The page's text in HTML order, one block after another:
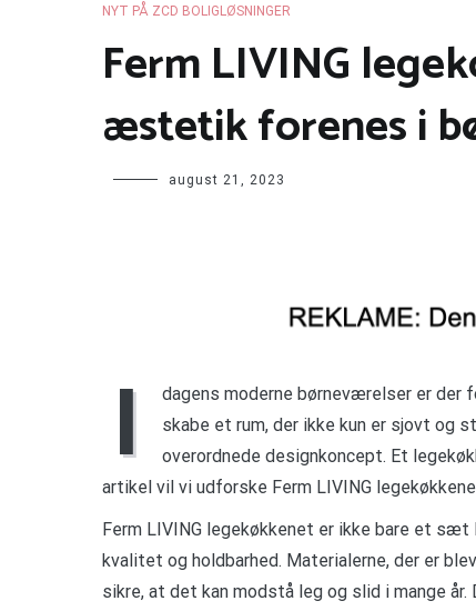
NYT PÅ ZCD BOLIGLØSNINGER
Ferm LIVING
æstetik forenes i
august 21, 2023
I
dagens moderne børneværelser er
skabe et rum, der ikke kun er sjovt og
overordnede designkoncept. Et
artikel vil vi udforske Ferm LIVING
Ferm LIVING legekøkkenet er ikke bare et
kvalitet og holdbarhed. Materialerne, der er
sikre, at det kan modstå leg og slid i mange